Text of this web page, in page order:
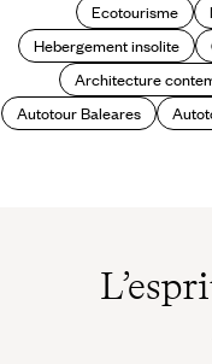
Ecotourisme
Hebergement insolite
Architecture
Autotour Baleares